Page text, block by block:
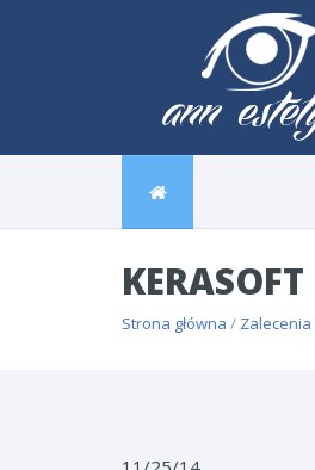
KERASOFT
Strona główna / Zalecenia